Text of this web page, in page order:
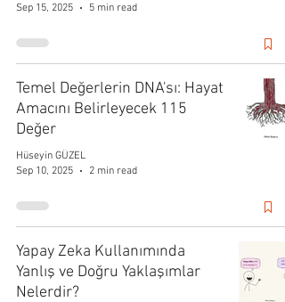
Sep 15, 2025
5 min read
Temel Değerlerin DNA'sı: Hayat
Amacını Belirleyecek 115
Değer
Hüseyin GÜZEL
Sep 10, 2025
2 min read
Yapay Zeka Kullanımında
Yanlış ve Doğru Yaklaşımlar
Nelerdir?